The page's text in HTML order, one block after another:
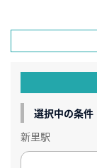
選択中の条件
新里駅